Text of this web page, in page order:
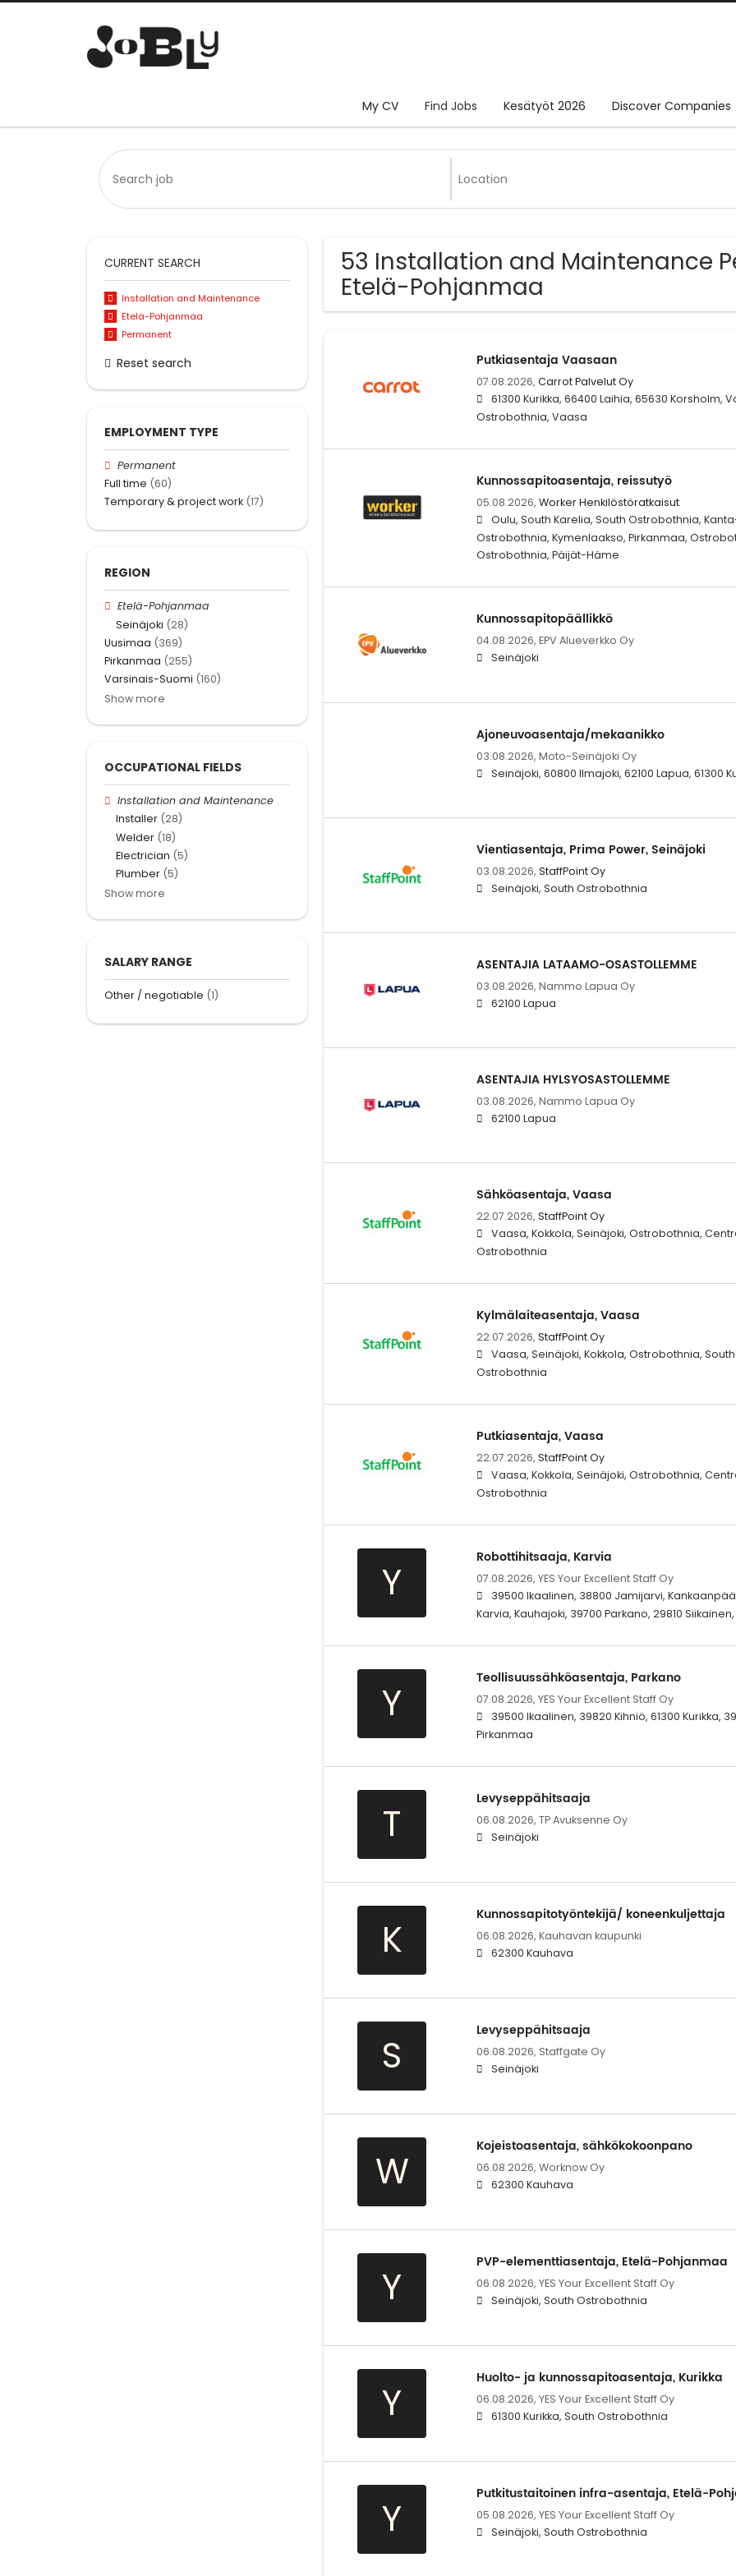
My CV Find Jobs Kesätyöt 2026 Discover Companies
53 Installation and Maintenance
Etelä-Pohjanmaa
Putkiasentaja Vaasaan
07.08.2026, Carrot Palvelut Oy
61300 Kurikka, 66400 Laihia, 65630 Korsholm,
Ostrobothnia, Vaasa
Kunnossapitoasentaja, reissutyö
05.08.2026, Worker Henkilöstöratkaisut
Oulu, South Karelia, South Ostrobothnia,
Ostrobothnia, Kymenlaakso, Pirkanmaa,
Ostrobothnia, Päijät-Häme
Kunnossapitopäällikkö
04.08.2026, EPV Alueverkko Oy
Seinäjoki
Ajoneuvoasentaja/mekaanikko
03.08.2026, Moto-Seinäjoki Oy
Seinäjoki, 60800 Ilmajoki, 62100 Lapua, 61300
Vientiasentaja, Prima Power, Seinäjoki
03.08.2026, StaffPoint Oy
Seinäjoki, South Ostrobothnia
ASENTAJIA LATAAMO-OSASTOLLEMME
03.08.2026, Nammo Lapua Oy
62100 Lapua
ASENTAJIA HYLSYOSASTOLLEMME
03.08.2026, Nammo Lapua Oy
62100 Lapua
Sähköasentaja, Vaasa
22.07.2026, StaffPoint Oy
Vaasa, Kokkola, Seinäjoki, Ostrobothnia,
Ostrobothnia
Kylmälaiteasentaja, Vaasa
22.07.2026, StaffPoint Oy
Vaasa, Seinäjoki, Kokkola, Ostrobothnia,
Ostrobothnia
Putkiasentaja, Vaasa
22.07.2026, StaffPoint Oy
Vaasa, Kokkola, Seinäjoki, Ostrobothnia,
Ostrobothnia
Y
Robottihitsaaja, Karvia
07.08.2026, YES Your Excellent Staff Oy
39500 Ikaalinen, 38800 Jamijarvi,
Karvia, Kauhajoki, 39700 Parkano, 29810
Y
Teollisuussähköasentaja, Parkano
07.08.2026, YES Your Excellent Staff Oy
39500 Ikaalinen, 39820 Kihniö, 61300 Kurikka,
Pirkanmaa
T
Levyseppähitsaaja
06.08.2026, TP Avuksenne Oy
Seinäjoki
K
Kunnossapitotyöntekijä/ koneenkuljettaja
06.08.2026, Kauhavan kaupunki
62300 Kauhava
S
Levyseppähitsaaja
06.08.2026, Staffgate Oy
Seinäjoki
W
Kojeistoasentaja, sähkökokoonpano
06.08.2026, Worknow Oy
62300 Kauhava
Y
PVP-elementtiasentaja, Etelä-Pohjanmaa
06.08.2026, YES Your Excellent Staff Oy
Seinäjoki, South Ostrobothnia
Y
Huolto- ja kunnossapitoasentaja, Kurikka
06.08.2026, YES Your Excellent Staff Oy
61300 Kurikka, South Ostrobothnia
Y
Putkitustaitoinen infra-asentaja, Etelä-
05.08.2026, YES Your Excellent Staff Oy
Seinäjoki, South Ostrobothnia
CURRENT SEARCH
Installation and Maintenance
Etelä-Pohjanmaa
Permanent
Reset search
EMPLOYMENT TYPE
Permanent
Full time (60)
Temporary & project work (17)
REGION
Etelä-Pohjanmaa
Seinäjoki (28)
Uusimaa (369)
Pirkanmaa (255)
Varsinais-Suomi (160)
Show more
OCCUPATIONAL FIELDS
Installation and Maintenance
Installer (28)
Welder (18)
Electrician (5)
Plumber (5)
Show more
SALARY RANGE
Other / negotiable (1)